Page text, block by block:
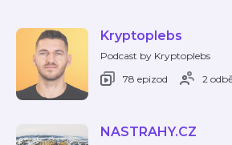
Kryptoplebs
Podcast by Kryptoplebs
78 epizod
2
NASTRAHY.CZ